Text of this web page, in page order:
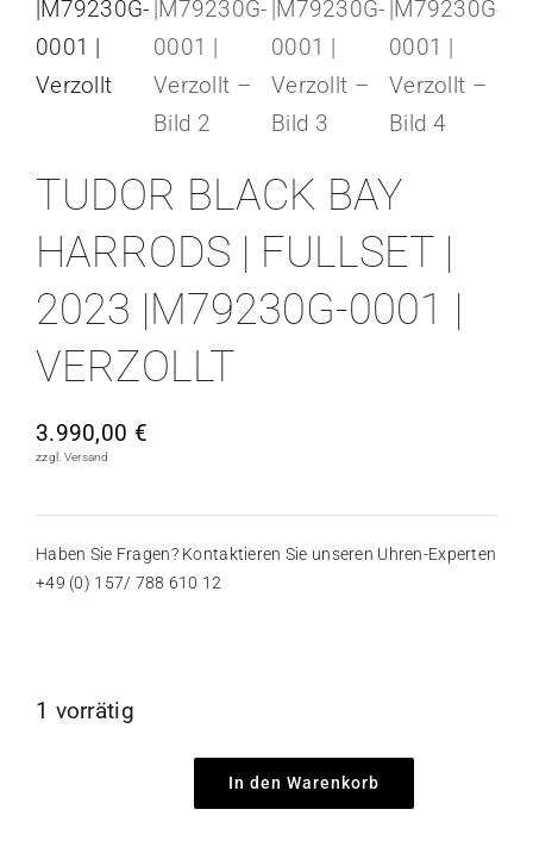
KONTAKT
TUDOR BLACK BAY
HARRODS | FULLSET |
2023 |M79230G-0001 |
VERZOLLT
3.990,00 €
zzgl. Versand
Haben Sie Fragen? Kontaktieren Sie unseren Uhren-Experten
+49 (0) 157/ 788 610 12
1 vorrätig
In den Warenkorb